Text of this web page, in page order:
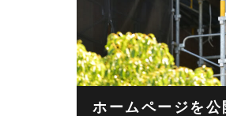
ホームページを公